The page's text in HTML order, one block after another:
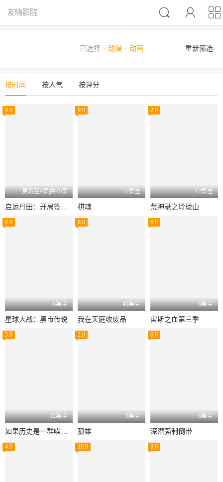



友嗨影院
已选择 动漫 动画 重新筛选
按时间 按人气 按评分
9.0
更新至9集|共40集
启运丹田：开局签到至尊丹田
9.0
75集全
棋魂
2.0
12集全
荒神录之玲珑山
6.0
6集全
星球大战：黑市传说
6.0
40集全
我在天庭收废品
6.0
8集全
宙斯之血第三季
5.0
12集全
如果历史是一群喵第十二季
2.0
9集全
孤雄
6.0
8集全
深潜强制倒带
4.0 10.0 3.0